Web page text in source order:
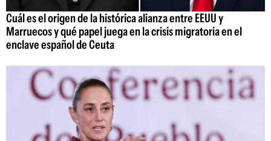
Cuál es el origen de la histórica alianza entre EEUU y
Marruecos y qué papel juega en la crisis migratoria en el
enclave español de Ceuta